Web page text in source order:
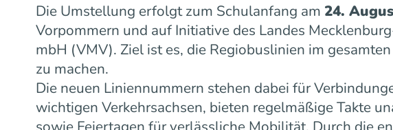
Die Umstellung erfolgt zum Schulanfang am 24.
Vorpommern und auf Initiative des Landes
mbH (VMV). Ziel ist es, die Regiobuslinien im
zu machen.
Die neuen Liniennummern stehen dabei für
wichtigen Verkehrsachsen, bieten regelmäßige Takte